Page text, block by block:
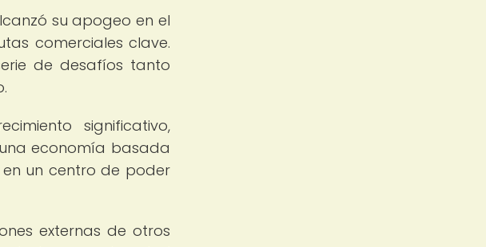
su apogeo en el
comerciales clave.
de desafíos tanto
significativo,
economía basada
en un centro de poder
externas de otros